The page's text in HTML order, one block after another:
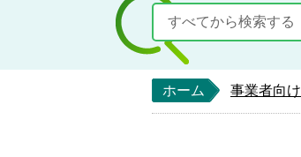
ホーム 事業者向け